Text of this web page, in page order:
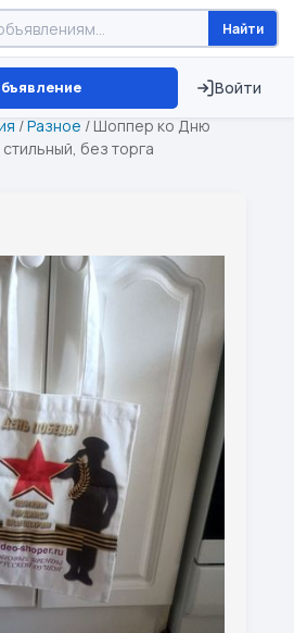
Найти
Войти
Брест ⏱ ТОЛЬКО 15 ДНЕЙ
/Разное / Шоппер ко Дню
без торга